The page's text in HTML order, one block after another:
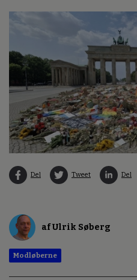
Del Tweet Del
af Ulrik Søberg
Modløberne